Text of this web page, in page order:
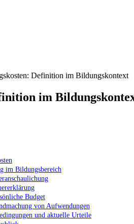
Definition im Bildungskontext
im
im Bildungsbereich
Budget
von Aufwendungen
und aktuelle Urteile